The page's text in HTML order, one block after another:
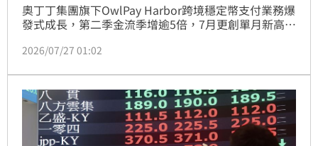
奧丁丁集團旗下OwlPay Harbor跨境穩定幣支付業務爆
發式成長，第二季金流季增逾5倍，7月更創單月新高，
表示，隨著台灣加密專法推進，未來發行新台幣穩定幣
匯成本。奧丁丁透過全球合規佈局，解決傳統跨境支付
耗時昂貴痛點，成功串聯中東、非洲與亞洲企業，未來
將持續擴展印度、日本等市場，協助台灣高科技產業與
國際資本市場無縫接軌，成為全球數位金融關鍵基礎建
設。
2026/07/27 01:02